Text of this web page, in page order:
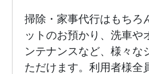
掃除・家事代行はもちろ
ットのお預かり、洗車や
ンテナンスなど、様々な
ただけます。利用者様全